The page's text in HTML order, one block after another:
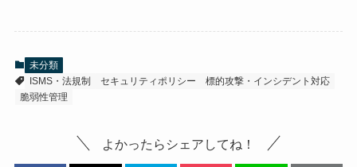
未分類
ISMS・法規制
セキュリティポリシー
標的攻撃・インシデント対応
脆弱性管理
よかったらシェアしてね！